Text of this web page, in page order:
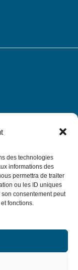
des technologies
informations des
permettra de traiter
ou les ID uniques
consentement peut
fonctions.